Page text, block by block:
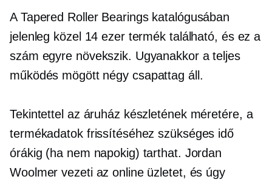
A Tapered Roller Bearings katalógusában
jelenleg közel 14 ezer termék található, és ez a
szám egyre növekszik. Ugyanakkor a teljes
működés mögött négy csapattag áll.
Tekintettel az áruház készletének méretére, a
termékadatok frissítéséhez szükséges idő
órákig (ha nem napokig) tarthat. Jordan
Woolmer vezeti az online üzletet, és úgy